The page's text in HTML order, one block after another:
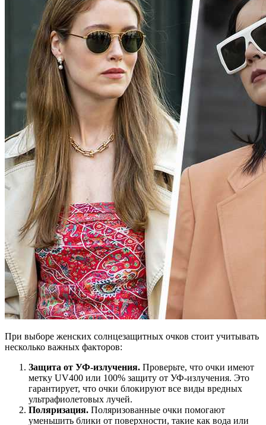
При выборе женских солнцезащитных очков стоит учитывать
несколько важных факторов:
Защита от УФ-излучения. Проверьте, что очки имеют
метку UV400 или 100% защиту от УФ-излучения. Это
гарантирует, что очки блокируют все виды вредных
ультрафиолетовых лучей.
Поляризация. Поляризованные очки помогают
уменьшить блики от поверхности, такие как вода или